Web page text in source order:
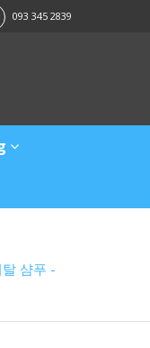
093 345 2839
샴푸 -